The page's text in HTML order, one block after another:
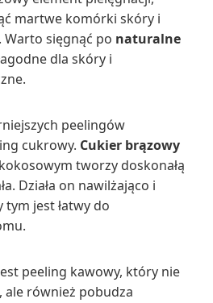
martwe komórki skóry i
sięgnąć po naturalne
dla skóry i
peelingów
cukrowy. Cukier brązowy
tworzy doskonałą
Działa on nawilżająco i
tym jest łatwy do
peeling kawowy, który nie
ale również pobudza